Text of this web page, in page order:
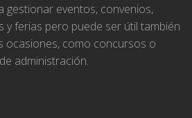
gestionar eventos, convenios,
y ferias pero puede ser útil también
ocasiones, como concursos o
administración.